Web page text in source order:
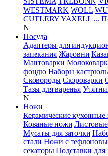
WESTMARK WOLL
CUTLERYYAXELL ...
N
Посуда
Адаптеры для
запекания Жаровни
Мантоварки
фондю Наборы
Сковороды Скороварки
Тазы для варенья
N
Ножи
Керамические кухонные
Кованые ножи
Мусаты для заточки
стали Ножи с
секаторы Подставки для